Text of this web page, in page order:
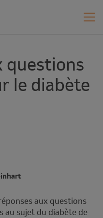
questions
le diabète
aux questions
au sujet du diabète de